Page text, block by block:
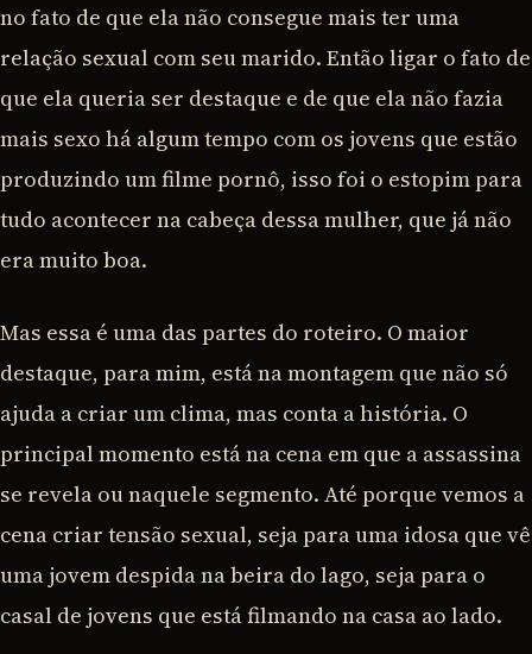
no fato de que ela não consegue mais ter uma
relação sexual com seu marido. Então ligar o fato de
que ela queria ser destaque e de que ela não fazia
mais sexo há algum tempo com os jovens que estão
produzindo um filme pornô, isso foi o estopim para
tudo acontecer na cabeça dessa mulher, que já não
era muito boa.
Mas essa é uma das partes do roteiro. O maior
destaque, para mim, está na montagem que não só
ajuda a criar um clima, mas conta a história. O
principal momento está na cena em que a assassina
se revela ou naquele segmento. Até porque vemos a
cena criar tensão sexual, seja para uma idosa que vê
uma jovem despida na beira do lago, seja para o
casal de jovens que está filmando na casa ao lado.